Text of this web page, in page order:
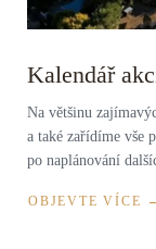
Kalendář
Na většinu
a také zařídíme vše
po naplánování
OBJEVTE VÍCE